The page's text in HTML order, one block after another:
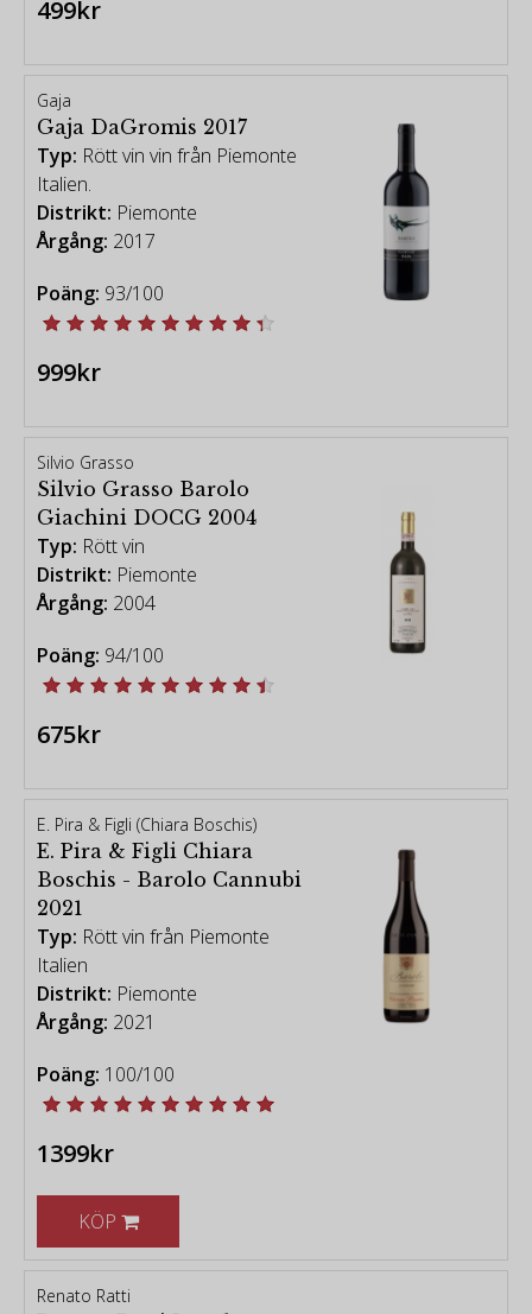
499kr
Gaja
Gaja DaGromis 2017
Typ: Rött vin vin från Piemonte
Italien.
Distrikt: Piemonte
Årgång: 2017
Poäng: 93/100
999kr
Silvio Grasso
Silvio Grasso Barolo
Giachini DOCG 2004
Typ: Rött vin
Distrikt: Piemonte
Årgång: 2004
Poäng: 94/100
675kr
E. Pira & Figli (Chiara Boschis)
E. Pira & Figli Chiara
Boschis - Barolo Cannubi
2021
Typ: Rött vin från Piemonte
Italien
Distrikt: Piemonte
Årgång: 2021
Poäng: 100/100
1399kr
KÖP
Renato Ratti